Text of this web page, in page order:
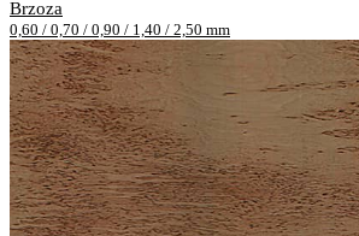
Brzoza
0,60 / 0,70 / 0,90 / 1,40 / 2,50 mm